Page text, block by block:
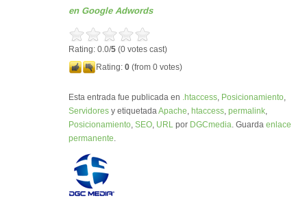
en Google Adwords
Rating: 0.0/5 (0 votes cast)
Rating: 0 (from 0 votes)
Esta entrada fue publicada en .htaccess, Posicionamiento,
Servidores y etiquetadaApache, htaccess, permalink,
Posicionamiento, SEO, URL por DGCmedia. Guarda enlace
permanente.